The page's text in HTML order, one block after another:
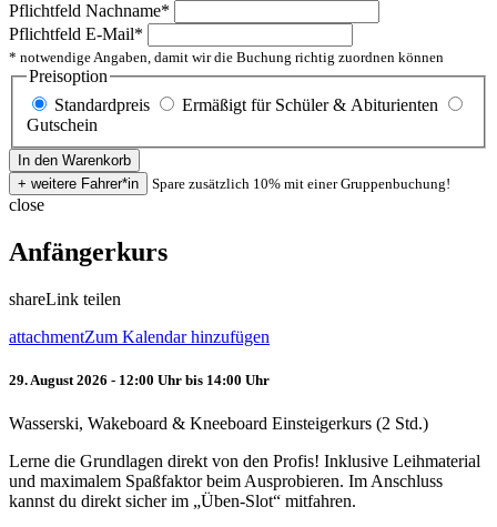
Pflichtfeld Nachname*
Pflichtfeld E-Mail*
* notwendige Angaben, damit wir die Buchung richtig zuordnen können
Preisoption
Standardpreis
Ermäßigt für Schüler & Abiturienten
Gutschein
Spare zusätzlich 10% mit einer Gruppenbuchung!
close
Anfängerkurs
shareLink teilen
attachmentZum Kalendar hinzufügen
29. August 2026 - 12:00 Uhr bis 14:00 Uhr
Wasserski, Wakeboard & Kneeboard Einsteigerkurs (2 Std.)
Lerne die Grundlagen direkt von den Profis! Inklusive Leihmaterial
und maximalem Spaßfaktor beim Ausprobieren. Im Anschluss
kannst du direkt sicher im „Üben-Slot“ mitfahren.